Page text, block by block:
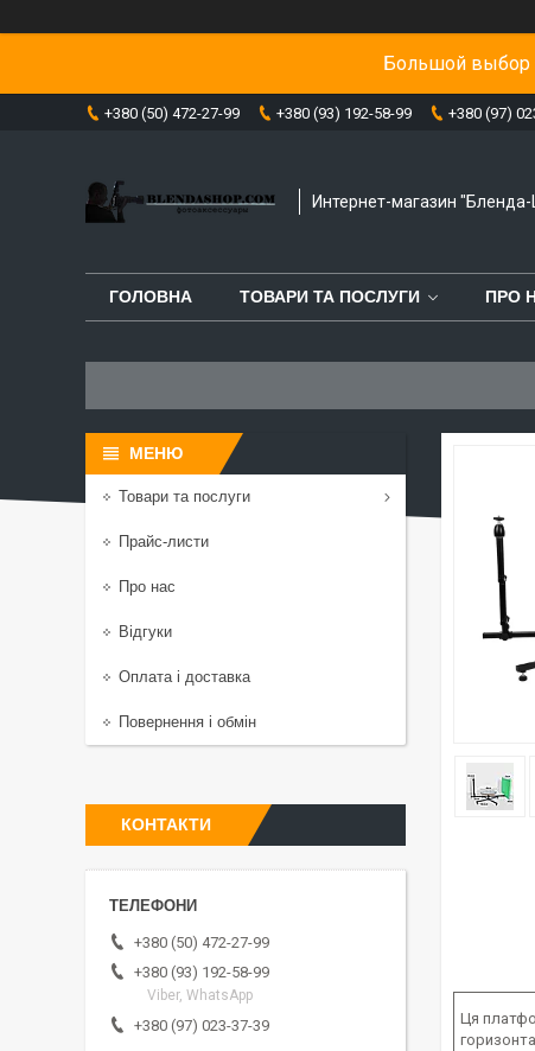
Большой выбор
+380 (50) 472-27-99 +380 (93) 192-58-99 +380 (97)
Интернет-магазин
ГОЛОВНА ТОВАРИ ТА ПОСЛУГИ ПРО
Ця
Товари та послуги
Прайс-листи
Про нас
Відгуки
Оплата і доставка
Повернення і обмін
КОНТАКТИ
+380 (50) 472-27-99
+380 (93) 192-58-99
Viber, WhatsApp
+380 (97) 023-37-39